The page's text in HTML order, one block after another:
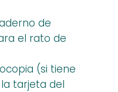
de
el rato de
(si tiene
tarjeta del